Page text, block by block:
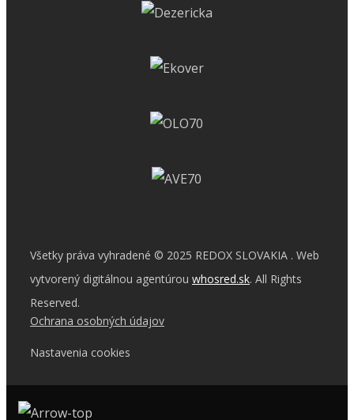
Všetky práva vyhradené © 2025 REDOX SLOVAKIA . Web
vytvorený digitálnou agentúrou whosred.sk. All Rights
Reserved.
Ochrana osobných údajov
Nastavenia cookies